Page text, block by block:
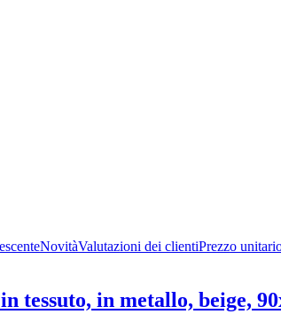
NovitàValutazioni dei clientiPrezzo
tessuto, in metallo, beige,